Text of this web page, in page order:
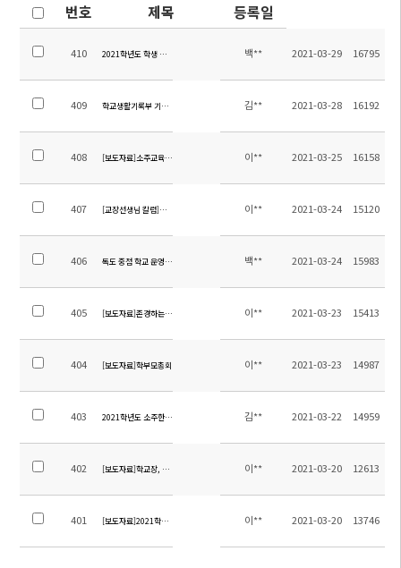
번호 제목 등록일
410 2021학년도 학생 봉사활동 운영계획 백** 2021-03-29 16795
409 학교생활기록부 기재 요령 주요 개정사항 김** 2021-03-28 16192
408 [보도자료]소주교육국 방문 이** 2021-03-25 16158
407 [교장선생님 칼럼]미래 교육을 생각하다 이** 2021-03-24 15120
406 독도 중점 학교 운영계획 백** 2021-03-24 15983
405 [보도자료]존경하는 교민들께 인사드립니다. 이** 2021-03-23 15413
404 [보도자료]학부모총회 이** 2021-03-23 14987
403 2021학년도 소주한국학교 교육가족 권위주위 관행문화 개선 및 성희롱 예방교육
김** 2021-03-22 14959
402 [보도자료]학교장, 지역사회에 감사인사 이** 2021-03-20 12613
401 [보도자료]2021학년도 입학식 이** 2021-03-20 13746